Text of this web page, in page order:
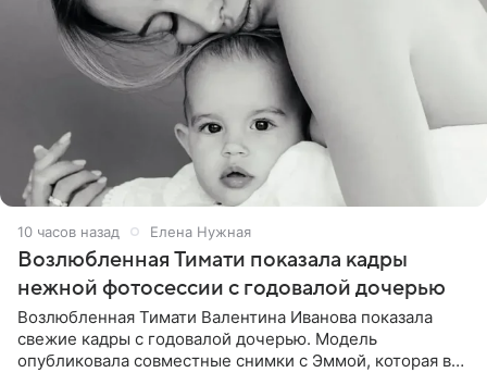
10 часов назад Елена Нужная
Возлюбленная Тимати показала кадры
нежной фотосессии с годовалой дочерью
Возлюбленная Тимати Валентина Иванова показала
свежие кадры с годовалой дочерью. Модель
опубликовала совместные снимки с Эммой, которая в